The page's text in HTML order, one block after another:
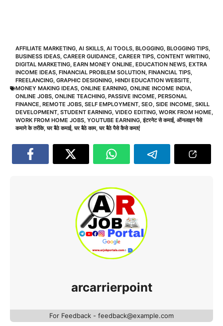
AFFILIATE MARKETING, AI SKILLS, AI TOOLS, BLOGGING, BLOGGING TIPS,
BUSINESS IDEAS, CAREER GUIDANCE, CAREER TIPS, CONTENT WRITING,
DIGITAL MARKETING, EARN MONEY ONLINE, EDUCATION NEWS, EXTRA
INCOME IDEAS, FINANCIAL PROBLEM SOLUTION, FINANCIAL TIPS,
FREELANCING, GRAPHIC DESIGNING, HINDI EDUCATION WEBSITE,
MONEY MAKING IDEAS, ONLINE EARNING, ONLINE INCOME INDIA,
ONLINE JOBS, ONLINE TEACHING, PASSIVE INCOME, PERSONAL
FINANCE, REMOTE JOBS, SELF EMPLOYMENT, SEO, SIDE INCOME, SKILL
DEVELOPMENT, STUDENT EARNING, VIDEO EDITING, WORK FROM HOME,
WORK FROM HOME JOBS, YOUTUBE EARNING,इंटरनेट से कमाई, ऑनलाइन पैसे
कमाने के तरीके,घर बैठे कमाई,घर बैठे काम,घर बैठे पैसे कैसे कमाएं
arcarrierpoint
For Feedback - feedback@example.com